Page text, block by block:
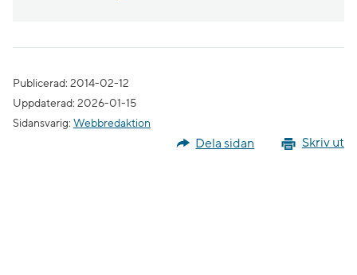
Publicerad: 2014-02-12
Uppdaterad: 2026-01-15
Sidansvarig: Webbredaktion
Skriv ut
Dela sidan